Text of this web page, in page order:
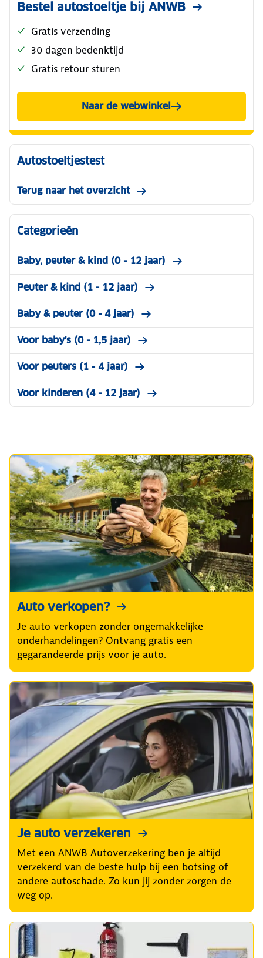
Bestel autostoeltje bij ANWB
Gratis verzending
30 dagen bedenktijd
Gratis retour sturen
Naar de webwinkel
Autostoeltjestest
Terug naar het overzicht
Categorieën
Baby, peuter & kind (0 - 12 jaar)
Peuter & kind (1 - 12 jaar)
Baby & peuter (0 - 4 jaar)
Voor baby's (0 - 1,5 jaar)
Voor peuters (1 - 4 jaar)
Voor kinderen (4 - 12 jaar)
Auto verkopen?
Je auto verkopen zonder ongemakkelijke
onderhandelingen? Ontvang gratis een
gegarandeerde prijs voor je auto.
Je auto verzekeren
Met een ANWB Autoverzekering ben je altijd
verzekerd van de beste hulp bij een botsing of
andere autoschade. Zo kun jij zonder zorgen de
weg op.